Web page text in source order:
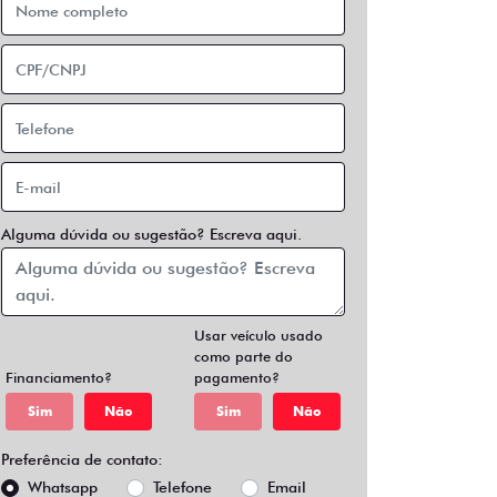
Alguma dúvida ou sugestão? Escreva aqui.
Financiamento?
Sim Não
Usar veículo usado
como parte do
pagamento?
Sim Não
Preferência de contato:
Whatsapp
Telefone Email